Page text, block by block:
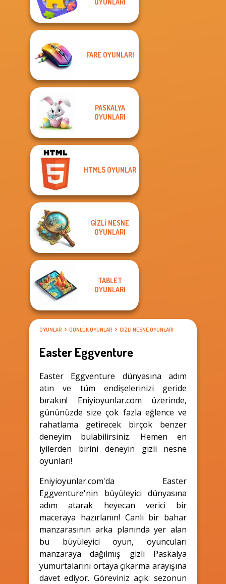
OYUNLARI
FARE OYUNLARI
PASKALYA
OYUNLARI
HTML5 OYUNLAR
GIZLI NESNE
OYUNLARI
TABLET
OYUNLARI
OYUNLAR GÜNLÜK OYUNLAR GIZLI NESNE OYUNLARI
Easter Eggventure
Easter Eggventure dünyasına adım
atın ve tüm endişelerinizi geride
bırakın! Eniyioyunlar.com üzerinde,
gününüzde size çok fazla eğlence ve
rahatlama getirecek birçok benzer
deneyim bulabilirsiniz. Hemen en
iyilerden birini deneyin gizli nesne
oyunları!
Eniyioyunlar.com'da Easter
Eggventure'nin büyüleyici dünyasına
adım atarak heyecan verici bir
maceraya hazırlanın! Canlı bir bahar
manzarasının arka planında yer alan
bu büyüleyici oyun, oyuncuları
manzaraya dağılmış gizli Paskalya
yumurtalarını ortaya çıkarma arayışına
davet ediyor. Göreviniz açık: sezonun